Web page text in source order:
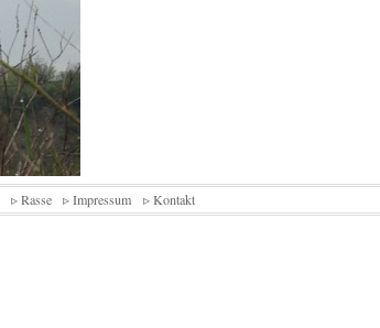
▹ Rasse ▹ Impressum ▹ Kontakt